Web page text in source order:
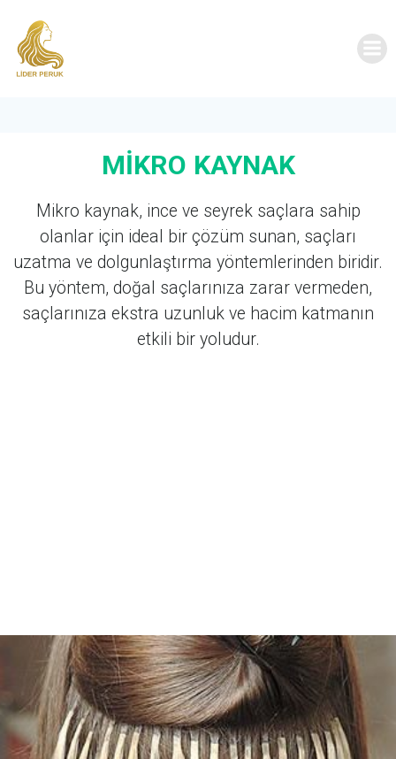
MİKRO KAYNAK
Mikro kaynak, ince ve seyrek saçlara sahip
olanlar için ideal bir çözüm sunan, saçları
uzatma ve dolgunlaştırma yöntemlerinden biridir.
Bu yöntem, doğal saçlarınıza zarar vermeden,
saçlarınıza ekstra uzunluk ve hacim katmanın
etkili bir yoludur.